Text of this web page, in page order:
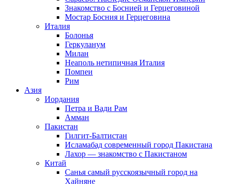
Знакомство с Боснией и Герцеговиной
Мостар Босния и Герцеговина
Италия
Болонья
Геркуланум
Милан
Неаполь нетипичная Италия
Помпеи
Рим
Азия
Иордания
Петра и Вади Рам
Амман
Пакистан
Гилгит-Балтистан
Исламабад современный город Пакистана
Лахор — знакомство с Пакистаном
Китай
Санья самый русскоязычный город на
Хайняне